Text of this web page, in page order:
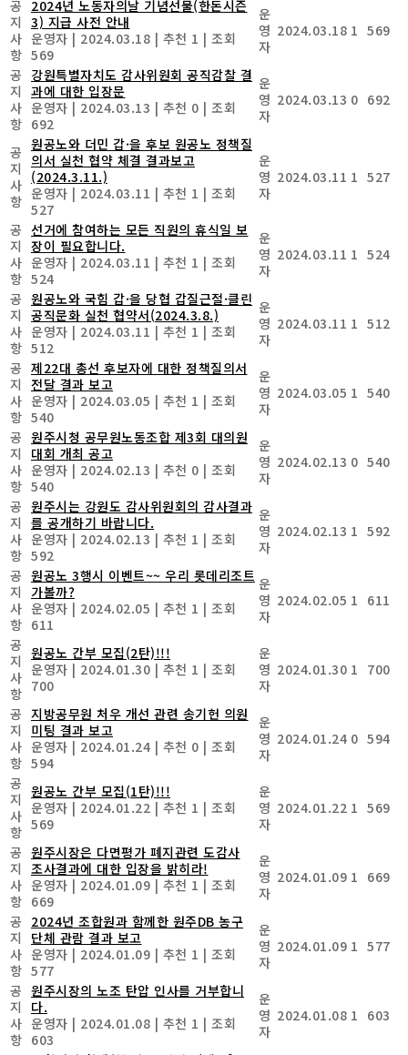
공
지
사
항
2024년 노동자의날 기념선물(한돈시즌
3) 지급 사전 안내
운영자 | 2024.03.18 | 추천 1 | 조회
569
운
영
자
2024.03.18 1 569
공
지
사
항
강원특별자치도 감사위원회 공직감찰 결
과에 대한 입장문
운영자 | 2024.03.13 | 추천 0 | 조회
692
운
영
자
2024.03.13 0 692
공
지
사
항
원공노와 더민 갑·을 후보 원공노 정책질
의서 실천 협약 체결 결과보고
(2024.3.11.)
운영자 | 2024.03.11 | 추천 1 | 조회
527
운
영
자
2024.03.11 1 527
공
지
사
항
선거에 참여하는 모든 직원의 휴식일 보
장이 필요합니다.
운영자 | 2024.03.11 | 추천 1 | 조회
524
운
영
자
2024.03.11 1 524
공
지
사
항
원공노와 국힘 갑·을 당협 갑질근절·클린
공직문화 실천 협약서(2024.3.8.)
운영자 | 2024.03.11 | 추천 1 | 조회
512
운
영
자
2024.03.11 1 512
공
지
사
항
제22대 총선 후보자에 대한 정책질의서
전달 결과 보고
운영자 | 2024.03.05 | 추천 1 | 조회
540
운
영
자
2024.03.05 1 540
공
지
사
항
원주시청 공무원노동조합 제3회 대의원
대회 개최 공고
운영자 | 2024.02.13 | 추천 0 | 조회
540
운
영
자
2024.02.13 0 540
공
지
사
항
원주시는 강원도 감사위원회의 감사결과
를 공개하기 바랍니다.
운영자 | 2024.02.13 | 추천 1 | 조회
592
운
영
자
2024.02.13 1 592
공
지
사
항
원공노 3행시 이벤트~~ 우리 롯데리조트
가볼까?
운영자 | 2024.02.05 | 추천 1 | 조회
611
운
영
자
2024.02.05 1 611
공
지
사
항
원공노 간부 모집(2탄)!!!
운영자 | 2024.01.30 | 추천 1 | 조회
700
운
영
자
2024.01.30 1 700
공
지
사
항
지방공무원 처우 개선 관련 송기헌 의원
미팅 결과 보고
운영자 | 2024.01.24 | 추천 0 | 조회
594
운
영
자
2024.01.24 0 594
공
지
사
항
원공노 간부 모집(1탄)!!!
운영자 | 2024.01.22 | 추천 1 | 조회
569
운
영
자
2024.01.22 1 569
공
지
사
항
원주시장은 다면평가 폐지관련 도감사
조사결과에 대한 입장을 밝히라!
운영자 | 2024.01.09 | 추천 1 | 조회
669
운
영
자
2024.01.09 1 669
공
지
사
항
2024년 조합원과 함께한 원주DB 농구
단체 관람 결과 보고
운영자 | 2024.01.09 | 추천 1 | 조회
577
운
영
자
2024.01.09 1 577
공
지
사
항
원주시장의 노조 탄압 인사를 거부합니
다.
운영자 | 2024.01.08 | 추천 1 | 조회
603
운
영
자
2024.01.08 1 603